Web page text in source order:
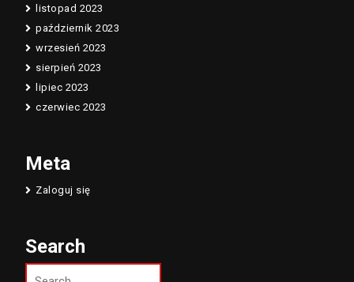
listopad 2023
październik 2023
wrzesień 2023
sierpień 2023
lipiec 2023
czerwiec 2023
Meta
Zaloguj się
Search